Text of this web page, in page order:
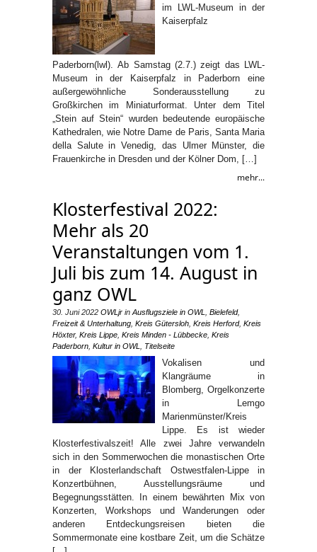
im LWL-Museum in der
Kaiserpfalz
Paderborn(lwl). Ab Samstag (2.7.) zeigt das LWL-
Museum in der Kaiserpfalz in Paderborn eine
außergewöhnliche Sonderausstellung zu
Großkirchen im Miniaturformat. Unter dem Titel
„Stein auf Stein“ wurden bedeutende europäische
Kathedralen, wie Notre Dame de Paris, Santa Maria
della Salute in Venedig, das Ulmer Münster, die
Frauenkirche in Dresden und der Kölner Dom, […]
mehr...
Klosterfestival 2022:
Mehr als 20
Veranstaltungen vom 1.
Juli bis zum 14. August in
ganz OWL
30. Juni 2022 OWLjr in Ausflugsziele in OWL Bielefeld,
Freizeit & Unterhaltung Kreis Gütersloh Kreis Herford, Kreis
Höxter, Kreis Lippe Kreis Minden - Lübbecke Kreis
Paderborn Kultur in OWL Titelseite
Vokalisen und
Klangräume in
Blomberg, Orgelkonzerte
in Lemgo
Marienmünster/Kreis
Lippe. Es ist wieder
Klosterfestivalszeit! Alle zwei Jahre verwandeln
sich in den Sommerwochen die monastischen Orte
in der Klosterlandschaft Ostwestfalen-Lippe in
Konzertbühnen, Ausstellungsräume und
Begegnungsstätten. In einem bewährten Mix von
Konzerten, Workshops und Wanderungen oder
anderen Entdeckungsreisen bieten die
Sommermonate eine kostbare Zeit, um die Schätze